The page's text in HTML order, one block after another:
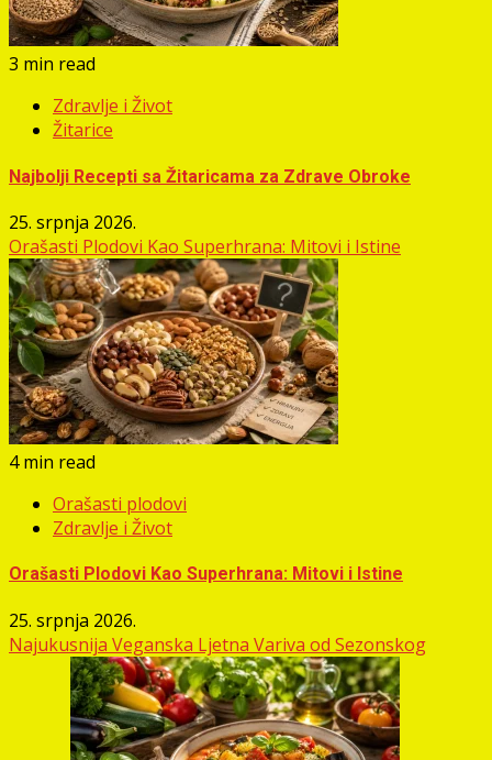
3 min read
Zdravlje i Život
Žitarice
Najbolji Recepti sa Žitaricama za Zdrave Obroke
25. srpnja 2026.
Orašasti Plodovi Kao Superhrana: Mitovi i Istine
4 min read
Orašasti plodovi
Zdravlje i Život
Orašasti Plodovi Kao Superhrana: Mitovi i Istine
25. srpnja 2026.
Najukusnija Veganska Ljetna Variva od Sezonskog